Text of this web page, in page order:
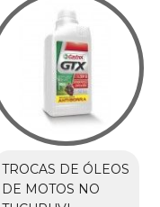
TROCAS DE ÓLEOS
DE MOTOS NO